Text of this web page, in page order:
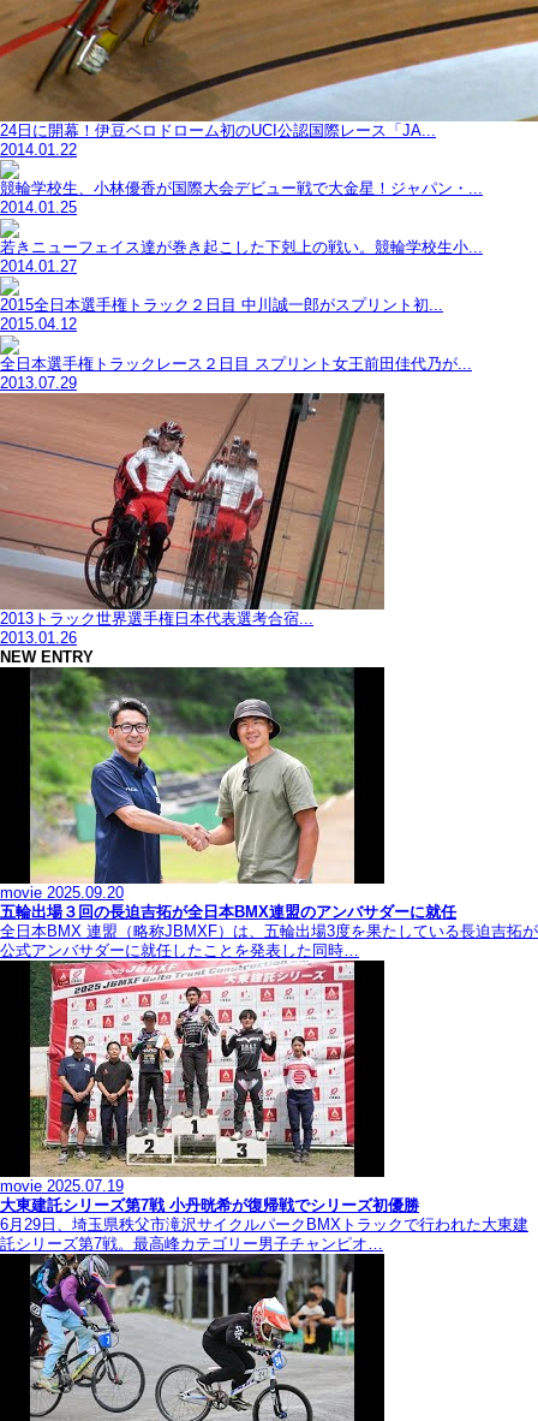
24日に開幕！伊豆ベロドローム初のUCI公認国際レース「JA...
2014.01.22
競輪学校生、小林優香が国際大会デビュー戦で大金星！ジャパン・...
2014.01.25
若きニューフェイス達が巻き起こした下剋上の戦い。競輪学校生小...
2014.01.27
2015全日本選手権トラック２日目 中川誠一郎がスプリント初...
2015.04.12
全日本選手権トラックレース２日目 スプリント女王前田佳代乃が...
2013.07.29
2013トラック世界選手権日本代表選考合宿...
2013.01.26
NEW ENTRY
movie 2025.09.20
五輪出場３回の長迫吉拓が全日本BMX連盟のアンバサダーに就任
全日本BMX 連盟（略称JBMXF）は、五輪出場3度を果たしている長迫吉拓が
公式アンバサダーに就任したことを発表した同時…
movie 2025.07.19
大東建託シリーズ第7戦 ⼩丹晄希が復帰戦でシリーズ初優勝
6月29日、埼玉県秩父市滝沢サイクルパークBMXトラックで行われた大東建
託シリーズ第7戦。最高峰カテゴリー男子チャンピオ…